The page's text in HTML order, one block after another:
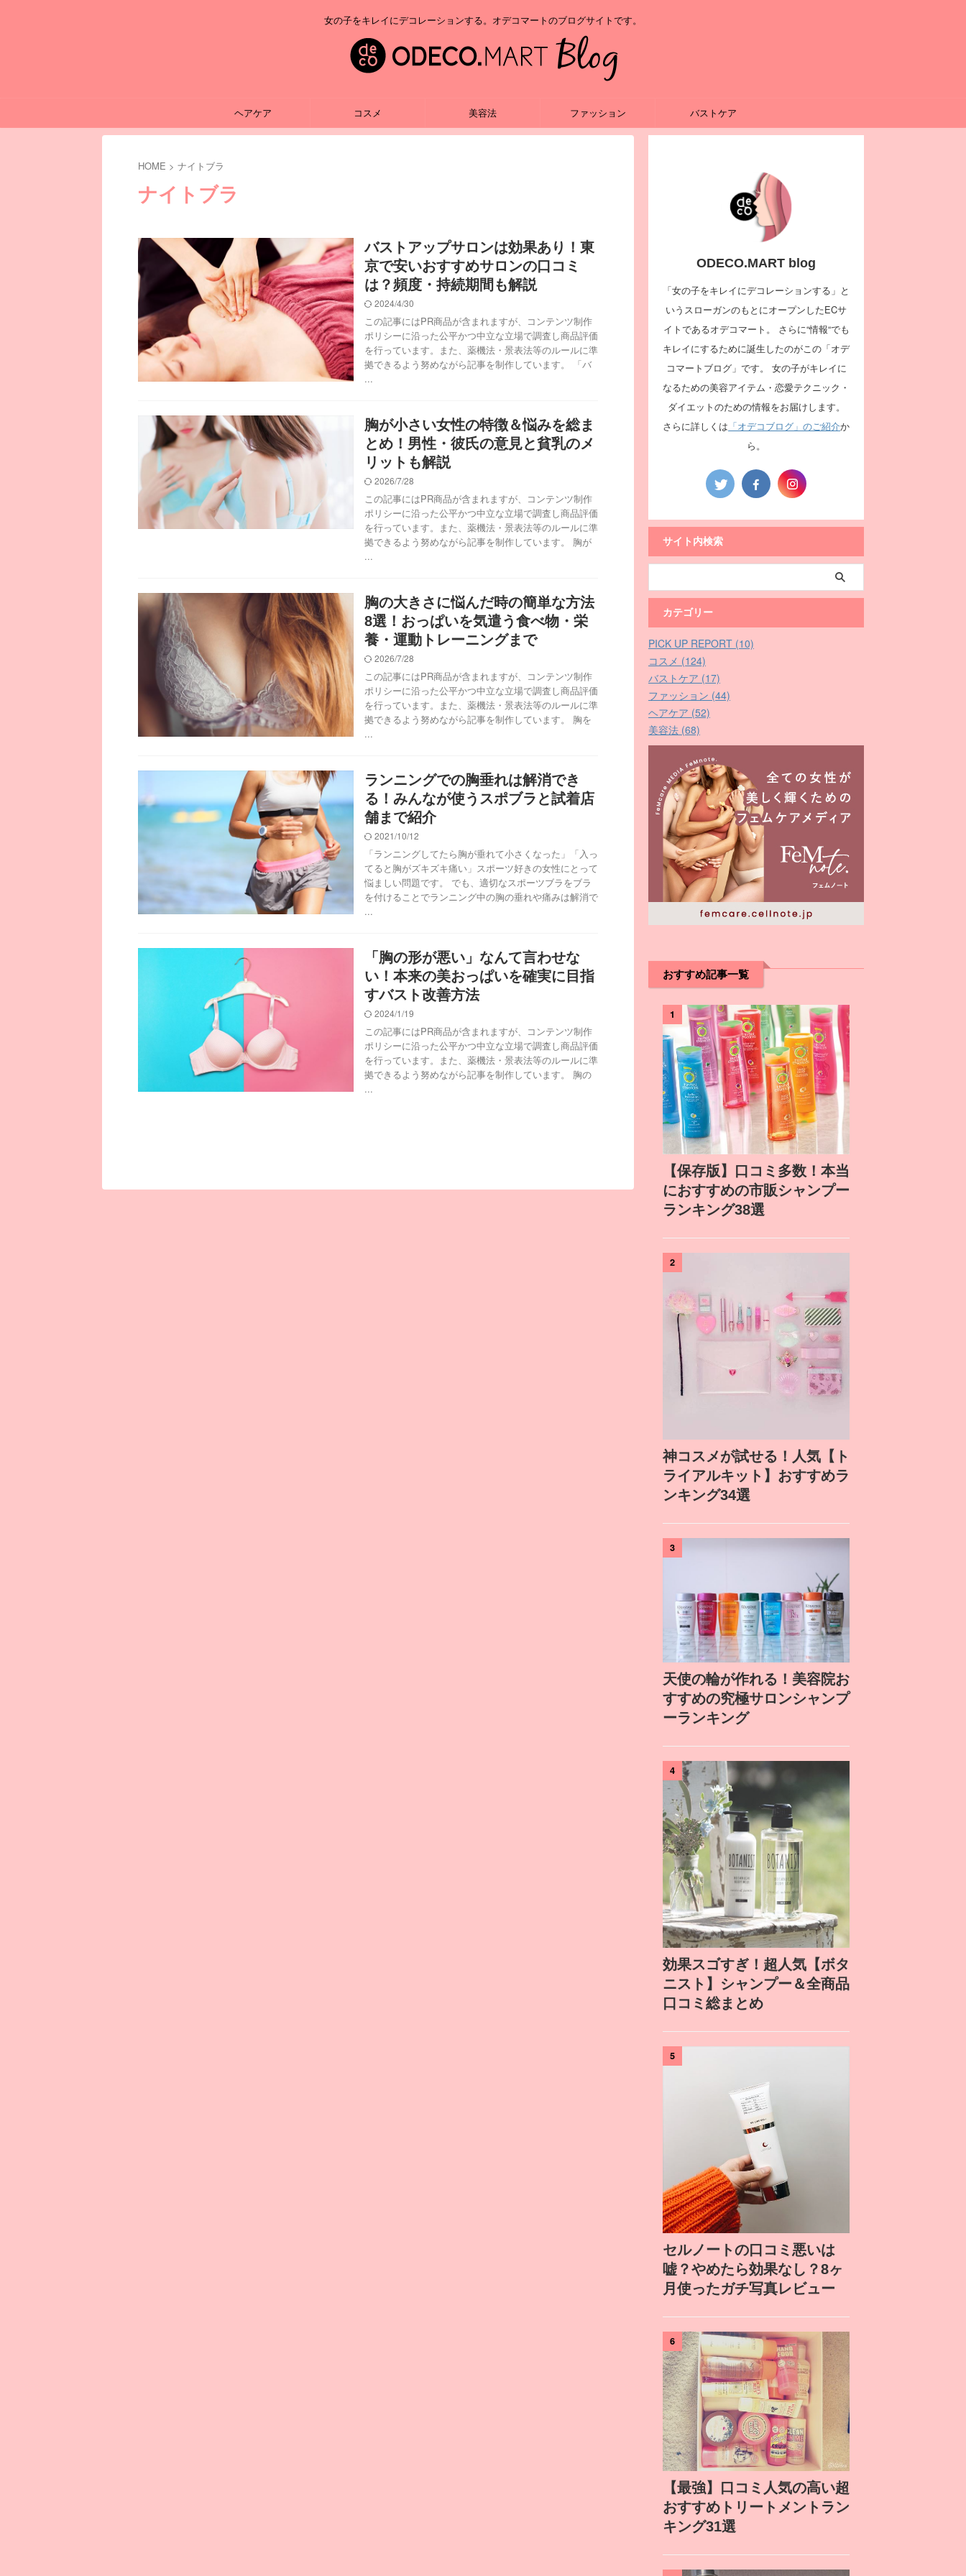
女の子をキレイにデコレーションする。オデコマートのブログサイトです。
ヘアケア コスメ 美容法 ファッション バストケア
HOME > ナイトブラ
ナイトブラ
バストアップサロンは効果あり！東
京で安いおすすめサロンの口コミ
は？頻度・持続期間も解説
2024/4/30
この記事にはPR商品が含まれますが、コンテンツ制作
ポリシーに沿った公平かつ中立な立場で調査し商品評価
を行っています。また、薬機法・景表法等のルールに準
拠できるよう努めながら記事を制作しています。 「バ
...
胸が小さい女性の特徴＆悩みを総ま
とめ！男性・彼氏の意見と貧乳のメ
リットも解説
2026/7/28
この記事にはPR商品が含まれますが、コンテンツ制作
ポリシーに沿った公平かつ中立な立場で調査し商品評価
を行っています。また、薬機法・景表法等のルールに準
拠できるよう努めながら記事を制作しています。 胸が
...
胸の大きさに悩んだ時の簡単な方法
8選！おっぱいを気遣う食べ物・栄
養・運動トレーニングまで
2026/7/28
この記事にはPR商品が含まれますが、コンテンツ制作
ポリシーに沿った公平かつ中立な立場で調査し商品評価
を行っています。また、薬機法・景表法等のルールに準
拠できるよう努めながら記事を制作しています。 胸を
...
ランニングでの胸垂れは解消でき
る！みんなが使うスポブラと試着店
舗まで紹介
2021/10/12
「ランニングしてたら胸が垂れて小さくなった」「入っ
てると胸がズキズキ痛い」スポーツ好きの女性にとって
悩ましい問題です。 でも、適切なスポーツブラをブラ
を付けることでランニング中の胸の垂れや痛みは解消で
...
「胸の形が悪い」なんて言わせな
い！本来の美おっぱいを確実に目指
すバスト改善方法
2024/1/19
この記事にはPR商品が含まれますが、コンテンツ制作
ポリシーに沿った公平かつ中立な立場で調査し商品評価
を行っています。また、薬機法・景表法等のルールに準
拠できるよう努めながら記事を制作しています。 胸の
...
ODECO.MART blog
「女の子をキレイにデコレーションする」と
いうスローガンのもとにオープンしたECサ
イトであるオデコマート。 さらに“情報“でも
キレイにするために誕生したのがこの「オデ
コマートブログ」です。 女の子がキレイに
なるための美容アイテム・恋愛テクニック・
ダイエットのための情報をお届けします。
さらに詳しくは 「オデコブログ」のご紹介か
ら。
サイト内検索
カテゴリー
PICK UP REPORT (10)
コスメ (124)
バストケア (17)
ファッション (44)
ヘアケア (52)
美容法 (68)
おすすめ記事一覧
1
【保存版】口コミ多数！本当
におすすめの市販シャンプー
ランキング38選
2
神コスメが試せる！人気【ト
ライアルキット】おすすめラ
ンキング34選
3
天使の輪が作れる！美容院お
すすめの究極サロンシャンプ
ーランキング
4
効果スゴすぎ！超人気【ボタ
ニスト】シャンプー＆全商品
口コミ総まとめ
5
セルノートの口コミ悪いは
嘘？やめたら効果なし？8ヶ
月使ったガチ写真レビュー
6
【最強】口コミ人気の高い超
おすすめトリートメントラン
キング31選